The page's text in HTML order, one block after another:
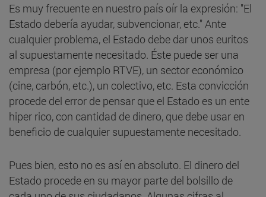
Es muy frecuente en nuestro país oír la expresión: "El
Estado debería ayudar, subvencionar, etc." Ante
cualquier problema, el Estado debe dar unos euritos
al supuestamente necesitado. Éste puede ser una
empresa (por ejemplo RTVE), un sector económico
(cine, carbón, etc.), un colectivo, etc. Esta convicción
procede del error de pensar que el Estado es un ente
hiper rico, con cantidad de dinero, que debe usar en
beneficio de cualquier supuestamente necesitado.
Pues bien, esto no es así en absoluto. El dinero del
Estado procede en su mayor parte del bolsillo de